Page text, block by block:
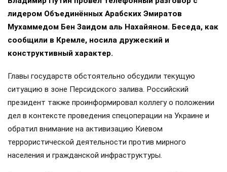
лидером Объединённых Арабских Эмиратов
Мухаммедом Бен Заидом аль Нахайяном. Беседа, как
сообщили в Кремле, носила дружеский и
конструктивный характер.
Главы государств обстоятельно обсудили текущую
ситуацию в зоне Персидского залива. Российский
президент также проинформировал коллегу о положении
дел в контексте проведения спецоперации на Украине и
обратил внимание на активизацию Киевом
террористической деятельности против мирного
населения и гражданской инфраструктуры.